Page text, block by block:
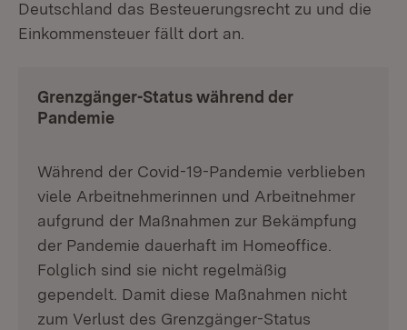
Deutschland das Besteuerungsrecht zu und die
Einkommensteuer fällt dort an.
Grenzgänger-Status während der
Pandemie
Während der Covid-19-Pandemie verblieben
viele Arbeitnehmerinnen und Arbeitnehmer
aufgrund der Maßnahmen zur Bekämpfung
der Pandemie dauerhaft im Homeoffice.
Folglich sind sie nicht regelmäßig
gependelt. Damit diese Maßnahmen nicht
zum Verlust des Grenzgänger-Status